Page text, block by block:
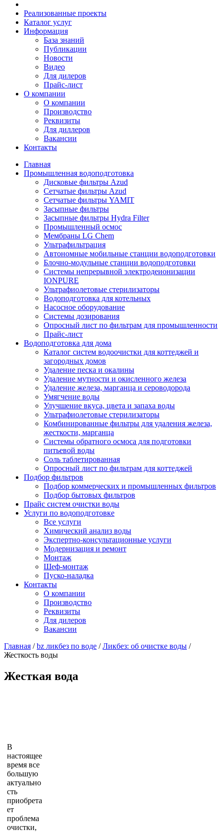
Реализованные проекты
Каталог услуг
Информация
База знаний
Публикации
Новости
Видео
Для дилеров
Прайс-лист
О компании
О компании
Производство
Реквизиты
Для диллеров
Вакансии
Контакты
Главная
Промышленная водоподготовка
Дисковые фильтры Azud
Сетчатые фильтры Azud
Сетчатые фильтры YAMIT
Засыпные фильтры
Засыпные фильтры Hydra Filter
Промышленный осмос
Мембраны LG Chem
Ультрафильтрация
Автономные мобильные станции водоподготовки
Блочно-модульные станции водоподготовки
Системы непрерывной электродеионизации
IONPURE
Ультрафиолетовые стерилизаторы
Водоподготовка для котельных
Насосное оборудование
Системы дозирования
Опросный лист по фильтрам для промышленности
Прайс-лист
Водоподготовка для дома
Каталог систем водоочистки для коттеджей и
загородных домов
Удаление песка и окалины
Удаление мутности и окисленного железа
Удаление железа, марганца и сероводорода
Умягчение воды
Улучшение вкуса, цвета и запаха воды
Ультрафиолетовые стерилизаторы
Комбинированные фильтры для удаления железа,
жесткости, марганца
Системы обратного осмоса для подготовки
питьевой воды
Соль таблетированная
Опросный лист по фильтрам для коттеджей
Подбор фильтров
Подбор коммерческих и промышленных фильтров
Подбор бытовых фильтров
Прайс систем очистки воды
Услуги по водоподготовке
Все услуги
Химический анализ воды
Экспертно-консультационные услуги
Модернизация и ремонт
Монтаж
Шеф-монтаж
Пуско-наладка
Контакты
О компании
Производство
Реквизиты
Для дилеров
Вакансии
Главная /bz ликбез по воде /Ликбез: об очистке воды /
Жесткость воды
Жесткая вода
В
настоящее
время все
большую
актуально
сть
приобрета
ет
проблема
очистки,